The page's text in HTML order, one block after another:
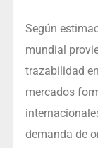
Según
mundial
trazabilidad
mercados
demanda de